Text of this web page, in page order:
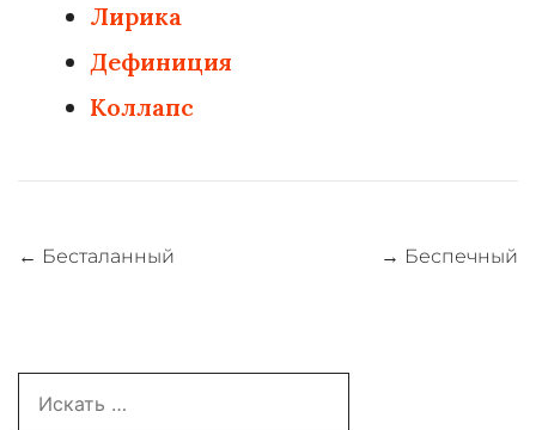
Лирика
Дефиниция
Коллапс
Навигация
← Бесталанный → Беспечный
for: